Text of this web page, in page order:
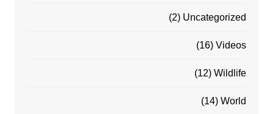
Uncategorized
(2)
Videos
(16)
Wildlife
(12)
World
(14)